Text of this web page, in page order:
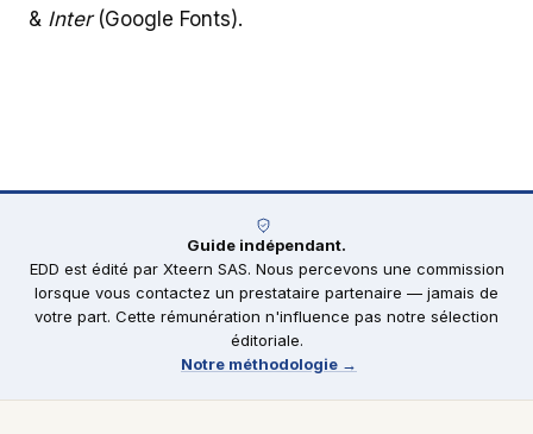
& Inter(Google Fonts).
Guide indépendant.
EDD est édité par Xteern SAS. Nous percevons une commission
lorsque vous contactez un prestataire partenaire — jamais de
votre part. Cette rémunération n'influence pas notre sélection
éditoriale.
Notre méthodologie →